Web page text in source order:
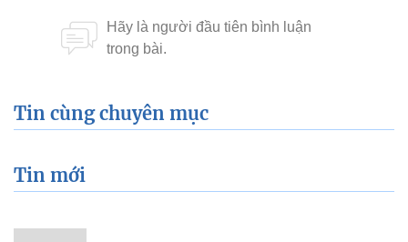
Tin cùng chuyên mục
Tin mới